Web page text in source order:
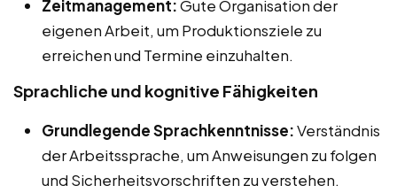
Zeitmanagement:Gute Organisation der
eigenen Arbeit, um Produktionsziele zu
erreichen und Termine einzuhalten.
Sprachliche und kognitive Fähigkeiten
Grundlegende Sprachkenntnisse:Verständnis
der Arbeitssprache, um Anweisungen zu folgen
und Sicherheitsvorschriften zu verstehen.